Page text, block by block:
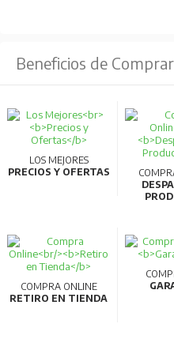
Compatibilidad AC/DC:
de especificación adicional.
Comunicaciones
CC-Link para transmitir
permitiendo la gestión
termoplásticos fácilmente
normativa RoHS.
Alta calidad y eficiencia:
Beneficios de
LOS MEJORES
PRECIOS Y OFERTAS
COMPRA ONLINE
RETIRO EN TIENDA